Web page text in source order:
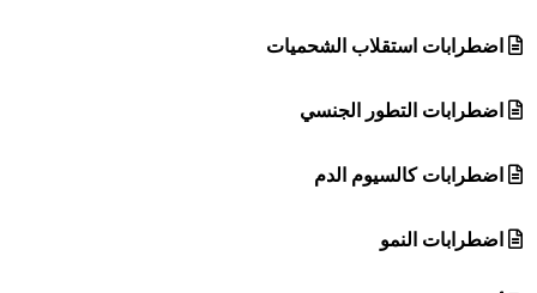
اضطرابات استقلاب الشحميات
اضطرابات التطور الجنسي
اضطرابات كالسيوم الدم
اضطرابات النمو